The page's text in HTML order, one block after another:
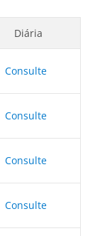
Diária
Consulte
Consulte
Consulte
Consulte